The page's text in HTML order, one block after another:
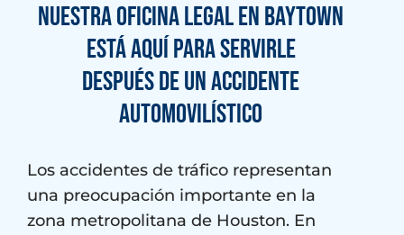
Nuestra oficina legal en Baytown
está aquí para servirle
después de un accidente
automovilístico
Los accidentes de tráfico representan
una preocupación importante en la
zona metropolitana de Houston. En